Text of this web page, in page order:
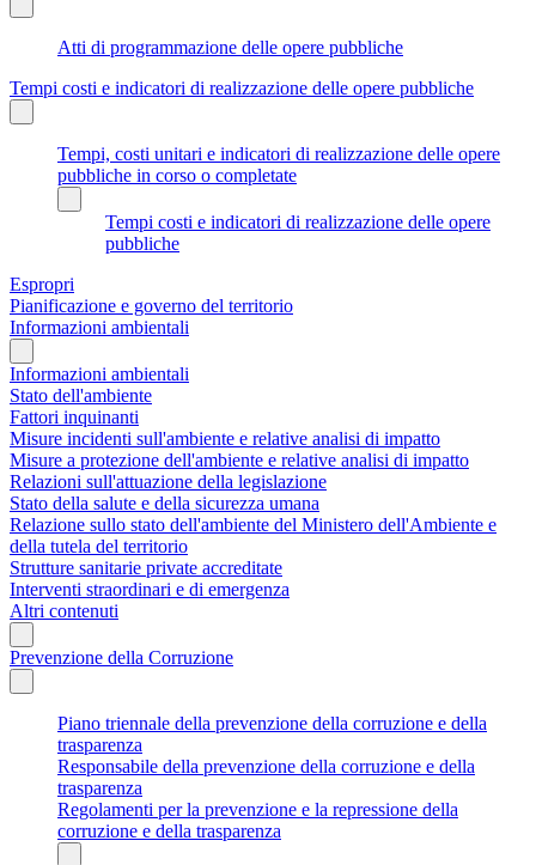
Atti di programmazione delle opere pubbliche
Tempi costi e indicatori di realizzazione delle opere pubbliche
Tempi, costi unitari e indicatori di realizzazione delle opere
pubbliche in corso o completate
Tempi costi e indicatori di realizzazione delle opere
pubbliche
Espropri
Pianificazione e governo del territorio
Informazioni ambientali
Informazioni ambientali
Stato dell'ambiente
Fattori inquinanti
Misure incidenti sull'ambiente e relative analisi di impatto
Misure a protezione dell'ambiente e relative analisi di impatto
Relazioni sull'attuazione della legislazione
Stato della salute e della sicurezza umana
Relazione sullo stato dell'ambiente del Ministero dell'Ambiente e
della tutela del territorio
Strutture sanitarie private accreditate
Interventi straordinari e di emergenza
Altri contenuti
Prevenzione della Corruzione
Piano triennale della prevenzione della corruzione e della
trasparenza
Responsabile della prevenzione della corruzione e della
trasparenza
Regolamenti per la prevenzione e la repressione della
corruzione e della trasparenza